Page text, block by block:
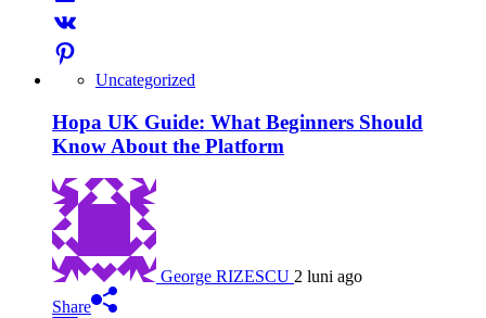
Uncategorized
Hopa UK Guide: What Beginners Should
Know About the Platform
George RIZESCU 2 luni ago
Share